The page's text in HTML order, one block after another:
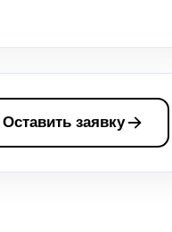
Оставить заявку